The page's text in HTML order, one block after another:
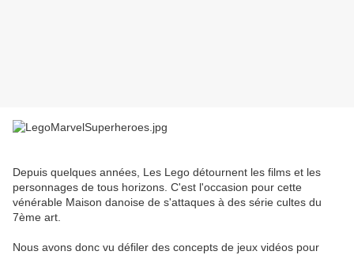
Depuis quelques années, Les Lego détournent les films et les
personnages de tous horizons. C'est l'occasion pour cette
vénérable Maison danoise de s'attaques à des série cultes du
7ème art.
Nous avons donc vu défiler des concepts de jeux vidéos pour